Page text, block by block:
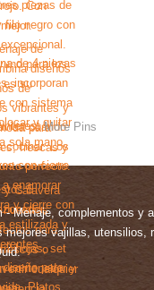
More Pins
- Menaje, complementos y
mejores vajillas, utensilios,